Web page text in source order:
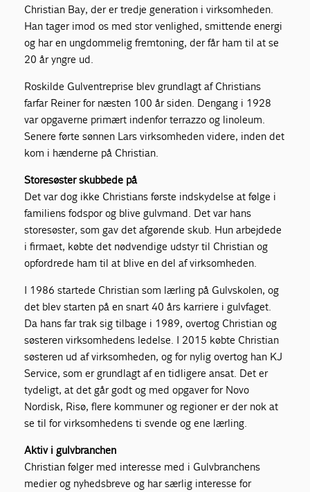
Christian Bay, der er tredje generation i virksomheden.
Han tager imod os med stor venlighed, smittende energi
og har en ungdommelig fremtoning, der får ham til at se
20 år yngre ud.
Roskilde Gulventreprise blev grundlagt af Christians
farfar Reiner for næsten 100 år siden. Dengang i 1928
var opgaverne primært indenfor terrazzo og linoleum.
Senere førte sønnen Lars virksomheden videre, inden det
kom i hænderne på Christian.
Storesøster skubbede på
Det var dog ikke Christians første indskydelse at følge i
familiens fodspor og blive gulvmand. Det var hans
storesøster, som gav det afgørende skub. Hun arbejdede
i firmaet, købte det nødvendige udstyr til Christian og
opfordrede ham til at blive en del af virksomheden.
I 1986 startede Christian som lærling på Gulvskolen, og
det blev starten på en snart 40 års karriere i gulvfaget.
Da hans far trak sig tilbage i 1989, overtog Christian og
søsteren virksomhedens ledelse. I 2015 købte Christian
søsteren ud af virksomheden, og for nylig overtog han KJ
Service, som er grundlagt af en tidligere ansat. Det er
tydeligt, at det går godt og med opgaver for Novo
Nordisk, Risø, flere kommuner og regioner er der nok at
se til for virksomhedens ti svende og ene lærling.
Aktiv i gulvbranchen
Christian følger med interesse med i Gulvbranchens
medier og nyhedsbreve og har særlig interesse for